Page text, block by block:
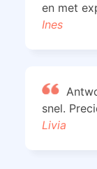
en met
Ines
snel.
Livia